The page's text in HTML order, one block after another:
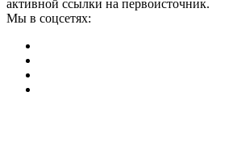
активной ссылки на первоисточник.
Мы в соцсетях: